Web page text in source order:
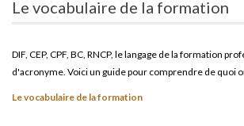
Le vocabulaire de la formation
DIF, CEP, CPF, BC, RNCP, le langage de la formation
d'acronyme. Voici un guide pour comprendre de quoi
Le vocabulaire de la formation